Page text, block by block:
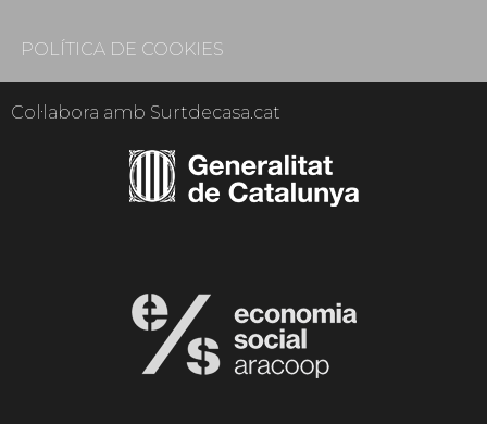
POLÍTICA DE COOKIES
Col·labora amb Surtdecasa.cat